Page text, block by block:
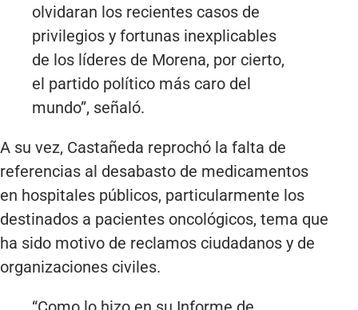
olvidaran los recientes casos de
privilegios y fortunas inexplicables
de los líderes de Morena, por cierto,
el partido político más caro del
mundo”, señaló.
A su vez, Castañeda reprochó la falta de
referencias al desabasto de medicamentos
en hospitales públicos, particularmente los
destinados a pacientes oncológicos, tema que
ha sido motivo de reclamos ciudadanos y de
organizaciones civiles.